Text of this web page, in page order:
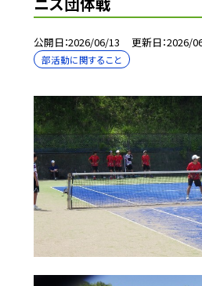
公開日 2026/06/13 更新日 2026/
部活動に関すること